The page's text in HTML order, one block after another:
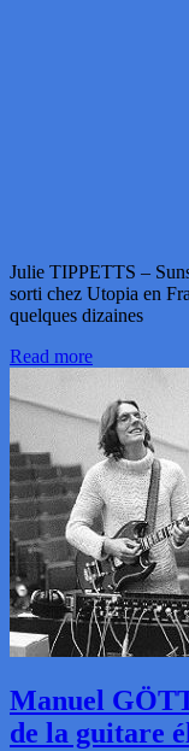
Julie TIPPETTS –
sorti chez Utopia en
quelques dizaines
Read more
Manuel
de la guitare